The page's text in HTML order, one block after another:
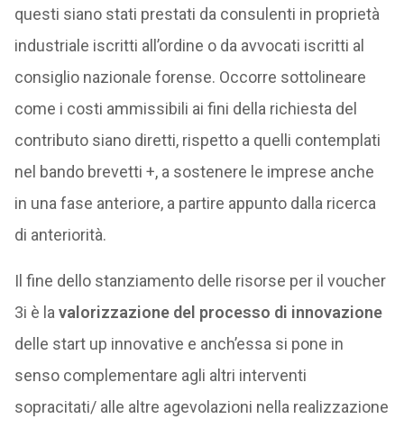
questi siano stati prestati da consulenti in proprietà
industriale iscritti all’ordine o da avvocati iscritti al
consiglio nazionale forense. Occorre sottolineare
come i costi ammissibili ai fini della richiesta del
contributo siano diretti, rispetto a quelli contemplati
nel bando brevetti +, a sostenere le imprese anche
in una fase anteriore, a partire appunto dalla ricerca
di anteriorità.
Il fine dello stanziamento delle risorse per il voucher
3i è la valorizzazione del processo di innovazione
delle start up innovative e anch’essa si pone in
senso complementare agli altri interventi
sopracitati/ alle altre agevolazioni nella realizzazione